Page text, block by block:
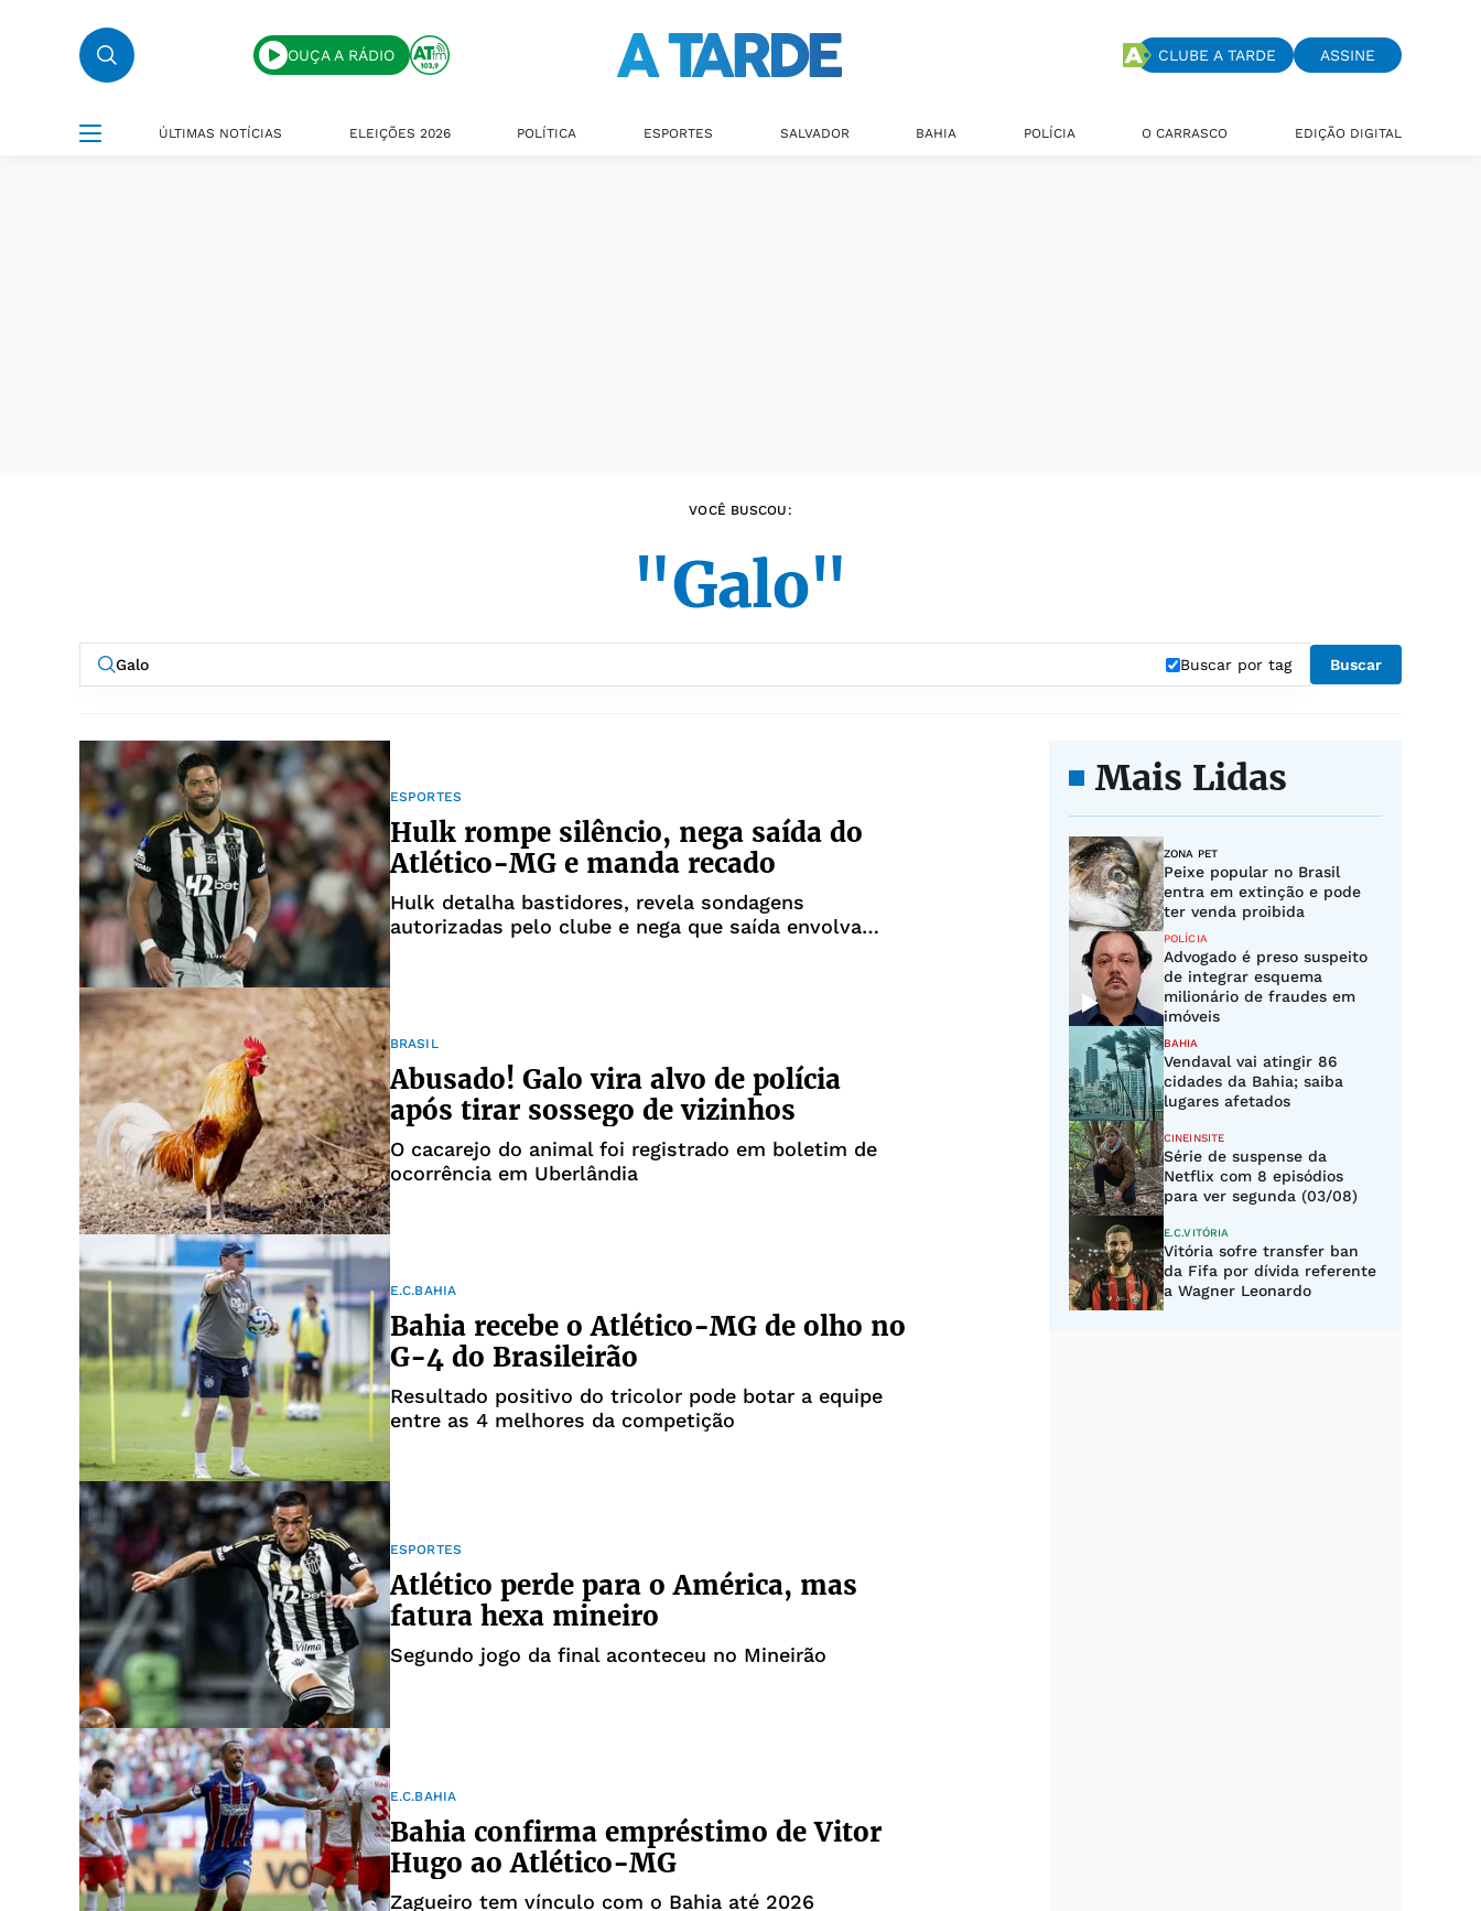
OUÇA A RÁDIO CLUBE A TARDE ASSINE
ÚLTIMAS NOTÍCIAS ELEIÇÕES 2026 POLÍTICA ESPORTES SALVADOR BAHIA POLÍCIA O CARRASCO EDIÇÃO DIGITAL
VOCÊ BUSCOU:
"Galo"
Buscar por tag Buscar
ESPORTES
Hulk rompe silêncio, nega saída do
Atlético-MG e manda recado
Hulk detalha bastidores, revela sondagens
autorizadas pelo clube e nega que saída envolva
BRASIL
Abusado! Galo vira alvo de polícia
após tirar sossego de vizinhos
O cacarejo do animal foi registrado em boletim de
ocorrência em Uberlândia
E.C.BAHIA
Bahia recebe o Atlético-MG de olho no
G-4 do Brasileirão
Resultado positivo do tricolor pode botar a equipe
entre as 4 melhores da competição
ESPORTES
Atlético perde para o América, mas
fatura hexa mineiro
Segundo jogo da final aconteceu no Mineirão
E.C.BAHIA
Bahia confirma empréstimo de Vitor
Hugo ao Atlético-MG
Zagueiro tem vínculo com o Bahia até 2026
Mais Lidas
ZONA PET
Peixe popular no Brasil
entra em extinção e pode
ter venda proibida
POLÍCIA
Advogado é preso suspeito
de integrar esquema
milionário de fraudes em
imóveis
BAHIA
Vendaval vai atingir 86
cidades da Bahia; saiba
lugares afetados
CINEINSITE
Série de suspense da
Netflix com 8 episódios
para ver segunda (03/08)
E.C.VITÓRIA
Vitória sofre transfer ban
da Fifa por dívida referente
a Wagner Leonardo